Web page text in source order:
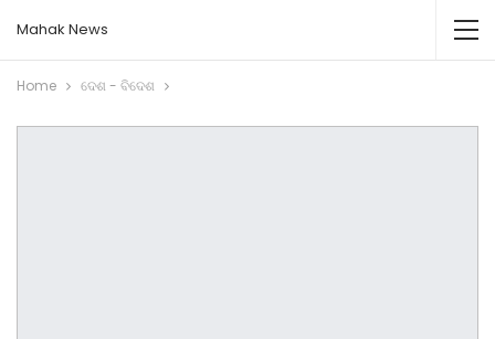
Mahak News
Home ଦେଶ - ବିଦେଶ